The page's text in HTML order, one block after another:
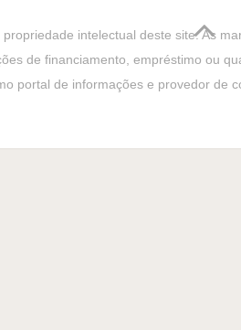
intelectual deste site. As
de financiamento, empréstimo ou
portal de informações e provedor de